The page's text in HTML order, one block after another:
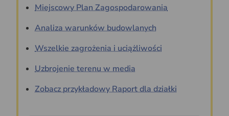
Miejscowy Plan Zagospodarowania
Analiza warunków budowlanych
Wszelkie zagrożenia i uciążliwości
Uzbrojenie terenu w media
Zobacz przykładowy Raport dla działki